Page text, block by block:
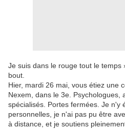
Je suis dans le rouge tout le temps
bout.
Hier, mardi 26 mai, vous étiez une
Nexem, dans le 3e. Psychologues,
spécialisés. Portes fermées. Je n'y
personnelles, je n'ai pas pu être
à distance, et je soutiens